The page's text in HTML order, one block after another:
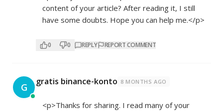
content of your article? After reading it, I still
have some doubts. Hope you can help me.</p>
0 0 REPLY REPORT COMMENT
G gratis binance-konto 8 MONTHS AGO
<p>Thanks for sharing. I read many of your